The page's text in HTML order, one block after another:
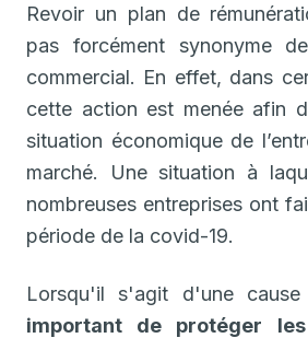
Revoir un plan de
pas forcément synonyme
commercial. En effet, dans
cette action est menée afin
situation économique de
marché. Une situation à
nombreuses entreprises ont
période de la covid-19.
Lorsqu'il s'agit d'une
important de protéger